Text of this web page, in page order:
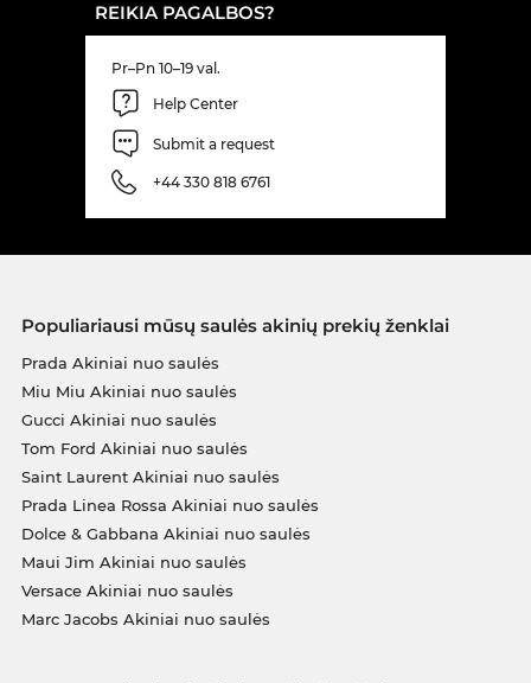
REIKIA PAGALBOS?
Pr–Pn 10–19 val.
Help Center
Submit a request
+44 330 818 6761
Populiariausi mūsų saulės akinių prekių ženklai
Prada Akiniai nuo saulės
Miu Miu Akiniai nuo saulės
Gucci Akiniai nuo saulės
Tom Ford Akiniai nuo saulės
Saint Laurent Akiniai nuo saulės
Prada Linea Rossa Akiniai nuo saulės
Dolce & Gabbana Akiniai nuo saulės
Maui Jim Akiniai nuo saulės
Versace Akiniai nuo saulės
Marc Jacobs Akiniai nuo saulės